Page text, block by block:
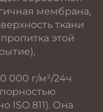
мембрана,
ткани
этой
000 г/м²/24ч
ISO 811). Она